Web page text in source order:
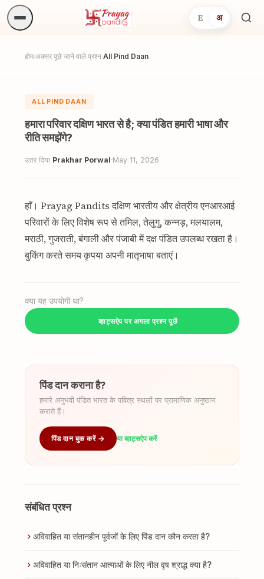
E अ
होम/अक्सर पूछे जाने वाले प्रश्न/All Pind Daan
ALL PIND DAAN
हमारा परिवार दक्षिण भारत से है; क्या पंडित हमारी भाषा और
रीति समझेंगे?
उत्तर दिया Prakhar Porwal·May 11, 2026
हाँ। Prayag Pandits दक्षिण भारतीय और क्षेत्रीय एनआरआई
परिवारों के लिए विशेष रूप से तमिल, तेलुगु, कन्नड़, मलयालम,
मराठी, गुजराती, बंगाली और पंजाबी में दक्ष पंडित उपलब्ध रखता है।
बुकिंग करते समय कृपया अपनी मातृभाषा बताएं।
क्या यह उपयोगी था?
व्हाट्सऐप पर अगला प्रश्न पूछें
पिंड दान कराना है?
हमारे अनुभवी पंडित भारत के पवित्र स्थलों पर प्रामाणिक अनुष्ठान
कराते हैं।
पिंड दान बुक करें → या व्हाट्सऐप करें
संबंधित प्रश्न
अविवाहित या संतानहीन पूर्वजों के लिए पिंड दान कौन करता है?
अविवाहित या निःसंतान आत्माओं के लिए नील वृष श्राद्ध क्या है?